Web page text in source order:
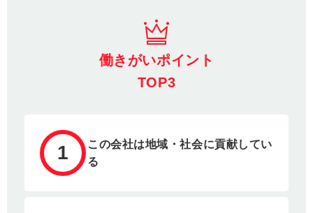
働きがいポイント
TOP3
1
この会社は地域・社会に貢献してい
る